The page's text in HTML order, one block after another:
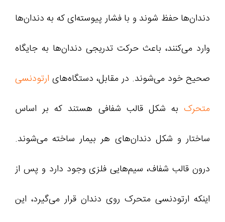
دندان‌ها حفظ شوند و با فشار پیوسته‌ای که به دندان‌ها
وارد می‌کنند، باعث حرکت تدریجی دندان‌ها به جایگاه
صحیح خود می‌شوند. در مقابل، دستگاه‌های ارتودنسی
متحرک به شکل قالب شفافی هستند که بر اساس
ساختار و شکل دندان‌های هر بیمار ساخته می‌شوند.
درون قالب شفاف، سیم‌هایی فلزی وجود دارد و پس از
اینکه ارتودنسی متحرک روی دندان قرار می‌گیرد، این